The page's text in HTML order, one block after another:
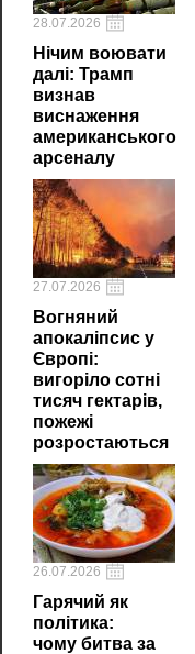
28.07.2026
Нічим воювати
далі: Трамп
визнав
виснаження
американського
арсеналу
27.07.2026
Вогняний
апокаліпсис у
Європі:
вигоріло сотні
тисяч гектарів,
пожежі
розростаються
26.07.2026
Гарячий як
політика:
чому битва за